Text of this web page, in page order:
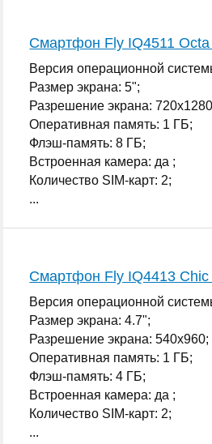
Смартфон Fly IQ4511 Octa
Версия операционной
Размер экрана: 5";
Разрешение экрана:
Оперативная память: 1 ГБ;
Флэш-память: 8 ГБ;
Встроенная камера: да ;
Количество SIM-карт: 2;
...
Смартфон Fly IQ4413 Chic
Версия операционной
Размер экрана: 4.7";
Разрешение экрана: 540x960;
Оперативная память: 1 ГБ;
Флэш-память: 4 ГБ;
Встроенная камера: да ;
Количество SIM-карт: 2;
...